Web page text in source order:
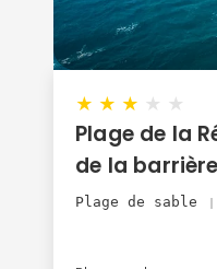
★ ★ ★ ★ ★
Plage de la
de la
Plage de sable